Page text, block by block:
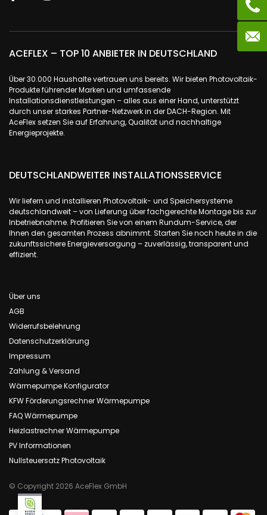
ACEFLEX – TOP 10 ANBIETER IN DEUTSCHLAND
Über 30.000 Haushalte vertrauen uns bereits. Wir bieten Photovoltaik-
Produkte führender Marken und umfassende
Installationsdienstleistungen – alles aus einer Hand, unterstützt
durch unser starkes Partner-Netzwerk in der DACH-Region. Mit
AceFlex setzen Sie auf Erfahrung, Qualität und nachhaltige
Energieprojekte.
DEUTSCHLANDWEITER INSTALLATIONSSERVICE
Wir liefern und installieren Photovoltaik- und Speichersysteme
deutschlandweit – von Lieferung über fachgerechte Montage bis zur
Inbetriebnahme. Profitieren Sie von einem Rundum-Service, der
Ihnen den gesamten Prozess abnimmt. Starten Sie noch heute in die
zukunftssichere Energieversorgung – zuverlässig, transparent und
effizient.
Über uns
AGB
Widerrufsbelehrung
Datenschutzerklärung
Impressum
Zahlung & Versand
Wärmepumpe Konfigurator
KFW Förderungsrechner Wärmepumpe
FAQ Wärmepumpe
Heizlastrechner Wärmepumpe
PV Informationen
Nullsteuersatz Photovoltaik
© Copyright 2026 AceFlex GmbH